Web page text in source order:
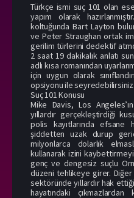
Türkçe ismi suç 101 olan
yapım olarak
koltuğunda Bart Layton
ve Peter Straughan ortak
gerilim türlerini dedektif
2 saat 19 dakikalık anlatı
adlı kısa romanından
için uygun olarak
opsiyonu ile seyredebilirsiniz.
Suç 101 Konusu
Mike Davis, Los
yıllardır gerçekleştirdiği
polis kayıtlarında efsane
şiddetten uzak durup
milyonlarca dolarlık
kullanarak izini kaybettirmeyi
genç ve dengesiz suçlu
düzeni tehlikeye girer.
sektöründe yıllardır hak
hayatındaki çıkmazlardan